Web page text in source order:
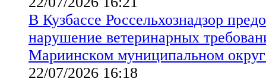
В Кузбассе Россельхознадзор
нарушение ветеринарных
Мариинском муниципальном
22/07/2026 16:18